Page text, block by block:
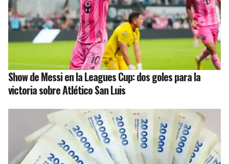
Show de Messi en la Leagues Cup: dos goles para la
victoria sobre Atlético San Luis